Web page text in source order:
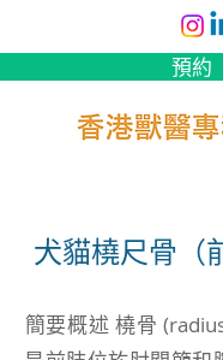
預約
犬貓橈尺骨（
簡要概述 橈骨